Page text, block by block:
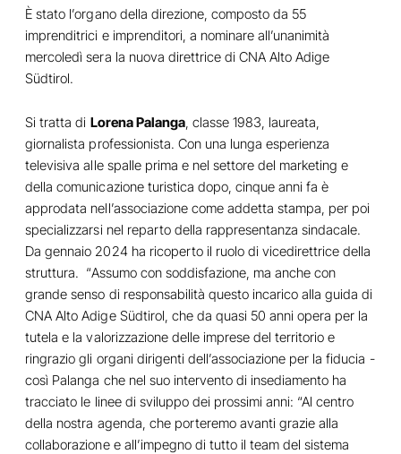
È stato l’organo della direzione, composto da 55
imprenditrici e imprenditori, a nominare all’unanimità
mercoledì sera la nuova direttrice di CNA Alto Adige
Südtirol.
Si tratta di Lorena Palanga, classe 1983, laureata,
giornalista professionista. Con una lunga esperienza
televisiva alle spalle prima e nel settore del marketing e
della comunicazione turistica dopo, cinque anni fa è
approdata nell’associazione come addetta stampa, per poi
specializzarsi nel reparto della rappresentanza sindacale.
Da gennaio 2024 ha ricoperto il ruolo di vicedirettrice della
struttura. “Assumo con soddisfazione, ma anche con
grande senso di responsabilità questo incarico alla guida di
CNA Alto Adige Südtirol, che da quasi 50 anni opera per la
tutela e la valorizzazione delle imprese del territorio e
ringrazio gli organi dirigenti dell’associazione per la fiducia -
così Palanga che nel suo intervento di insediamento ha
tracciato le linee di sviluppo dei prossimi anni: “Al centro
della nostra agenda, che porteremo avanti grazie alla
collaborazione e all’impegno di tutto il team del sistema